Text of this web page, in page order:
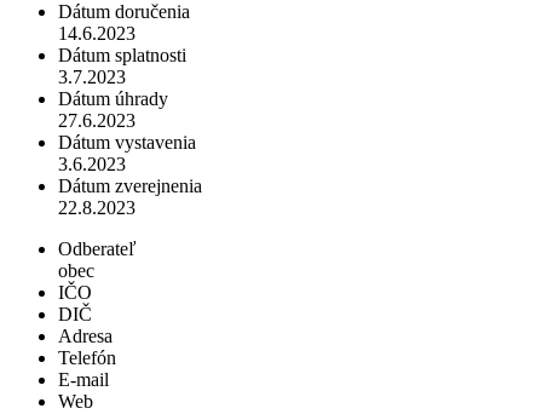
Dátum doručenia
14.6.2023
Dátum splatnosti
3.7.2023
Dátum úhrady
27.6.2023
Dátum vystavenia
3.6.2023
Dátum zverejnenia
22.8.2023
Odberateľ
obec
IČO
DIČ
Adresa
Telefón
E-mail
Web